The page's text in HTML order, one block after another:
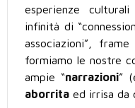
esperienze
infinità di
associazioni”,
formiamo le nostre
ampie “narrazioni”
aborrita ed irrisa da